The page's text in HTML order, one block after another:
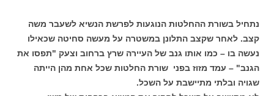
נתחיל בשורת ההחלטות הנוגעות לפרשת הנשיא לשעבר משה
קצב. לאחר שקצב התלונן במשטרה על מעשה סחיטה שכאילו
נעשה בו – כמו אותו גנב של העיירה שרץ ברחוב וצעק "תפסו את
הגנב" – עמד מזוז בפני שורת החלטות שכל אחת מהן הייתה
שגויה ובלתי מתיישבת על השכל.